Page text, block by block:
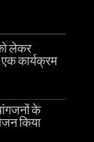
लेकर
एक कार्यक्रम
के
किया